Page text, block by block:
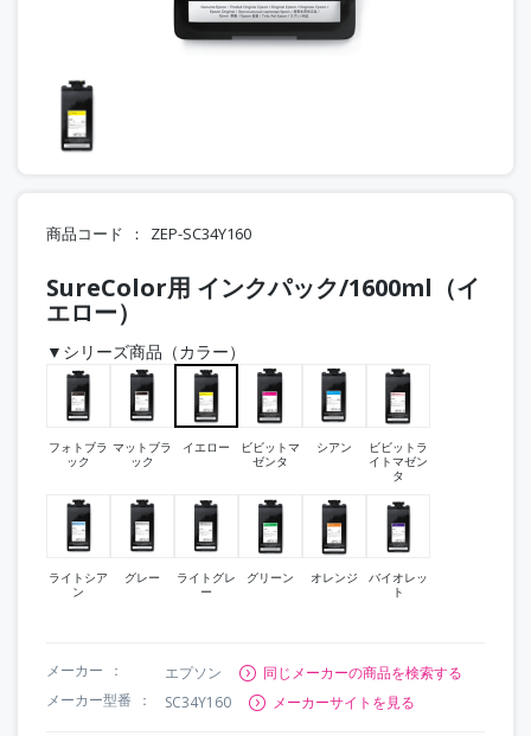
商品コード ZEP-SC34Y160
SureColor用 インクパック/1600ml（イ
エロー）
▼シリーズ商品（カラー）
フォトブラ
ック
マットブラ
ック
イエロー
ビビットマ
ゼンタ
シアン
ビビットラ
イトマゼン
タ
ライトシア
ン
グレー
ライトグレ
ー
グリーン オレンジ
バイオレッ
ト
メーカー エプソン
同じメーカーの商品を検索する
メーカー型番
SC34Y160 メーカーサイトを見る